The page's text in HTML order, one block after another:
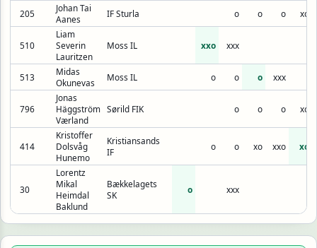
205
Johan Tai
Aanes
IF Sturla o o o xo
510
Liam
Severin
Lauritzen
Moss IL xxo xxx
513
Midas
Okunevas
Moss IL o o o xxx
796
Jonas
Häggström
Værland
Sørild FIK o o o xo
414
Kristoffer
Dolsvåg
Hunemo
Kristiansands
IF
o o xo xxo xo
30
Lorentz
Mikal
Heimdal
Baklund
Bækkelagets
SK
o xxx